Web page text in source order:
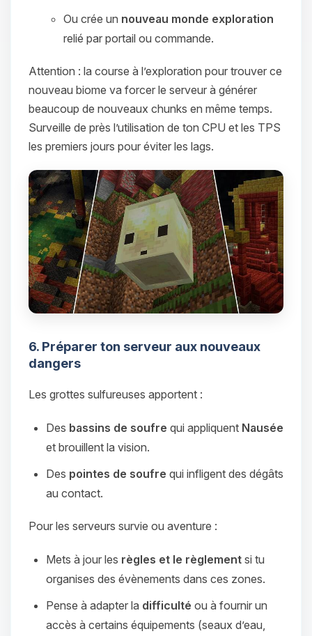
Ou crée un nouveau monde exploration
relié par portail ou commande.
Attention : la course à l’exploration pour trouver ce
nouveau biome va forcer le serveur à générer
beaucoup de nouveaux chunks en même temps.
Surveille de près l’utilisation de ton CPU et les TPS
les premiers jours pour éviter les lags.
6. Préparer ton serveur aux nouveaux
dangers
Les grottes sulfureuses apportent :
Des bassins de soufre qui appliquent Nausée
et brouillent la vision.
Des pointes de soufre qui infligent des dégâts
au contact.
Pour les serveurs survie ou aventure :
Mets à jour les règles et le règlement si tu
organises des évènements dans ces zones.
Pense à adapter la difficulté ou à fournir un
accès à certains équipements (seaux d’eau,